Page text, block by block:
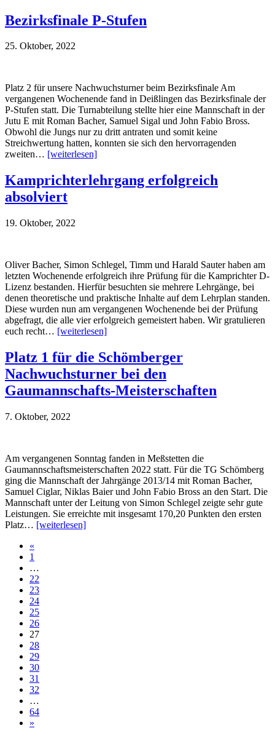
Bezirksfinale P-Stufen
25. Oktober, 2022
Platz 2 für unsere Nachwuchsturner beim Bezirksfinale Am
vergangenen Wochenende fand in Deißlingen das Bezirksfinale der
P-Stufen statt. Die Turnabteilung stellte hier eine Mannschaft in der
Jutu E mit Roman Bacher, Samuel Sigal und John Fabio Bross.
Obwohl die Jungs nur zu dritt antraten und somit keine
Streichwertung hatten, konnten sie sich den hervorragenden
zweiten… [weiterlesen]
Kamprichterlehrgang erfolgreich
absolviert
19. Oktober, 2022
Oliver Bacher, Simon Schlegel, Timm und Harald Sauter haben am
letzten Wochenende erfolgreich ihre Prüfung für die Kamprichter D-
Lizenz bestanden. Hierfür besuchten sie mehrere Lehrgänge, bei
denen theoretische und praktische Inhalte auf dem Lehrplan standen.
Diese wurden nun am vergangenen Wochenende bei der Prüfung
abgefragt, die alle vier erfolgreich gemeistert haben. Wir gratulieren
euch recht… [weiterlesen]
Platz 1 für die Schömberger
Nachwuchsturner bei den
Gaumannschafts-Meisterschaften
7. Oktober, 2022
Am vergangenen Sonntag fanden in Meßstetten die
Gaumannschaftsmeisterschaften 2022 statt. Für die TG Schömberg
ging die Mannschaft der Jahrgänge 2013/14 mit Roman Bacher,
Samuel Ciglar, Niklas Baier und John Fabio Bross an den Start. Die
Mannschaft unter der Leitung von Simon Schlegel zeigte sehr gute
Leistungen. Sie erreichte mit insgesamt 170,20 Punkten den ersten
Platz… [weiterlesen]
«
1
…
22
23
24
25
26
27
28
29
30
31
32
…
64
»